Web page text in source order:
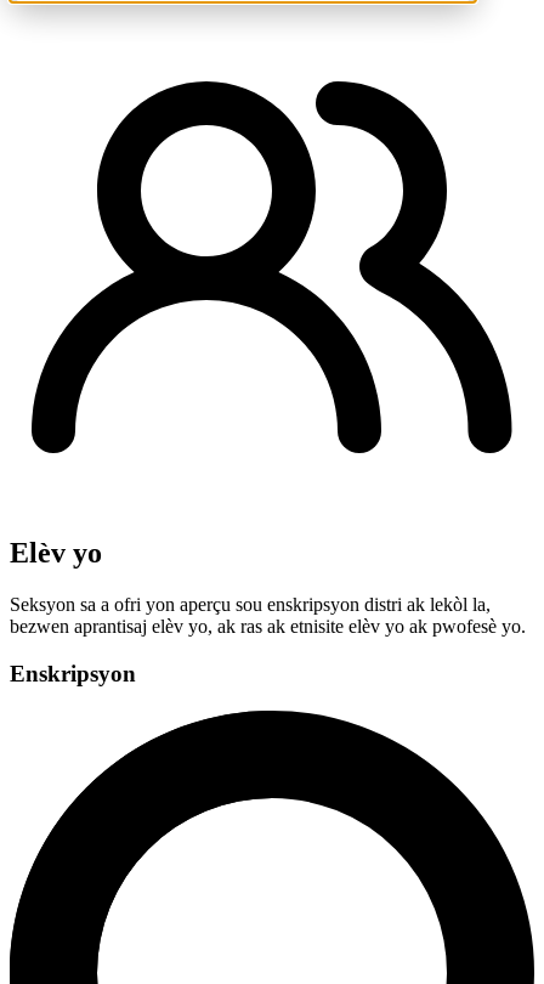
Elèv yo
Seksyon sa a ofri yon aperçu sou enskripsyon distri ak lekòl la,
bezwen aprantisaj elèv yo, ak ras ak etnisite elèv yo ak pwofesè yo.
Enskripsyon